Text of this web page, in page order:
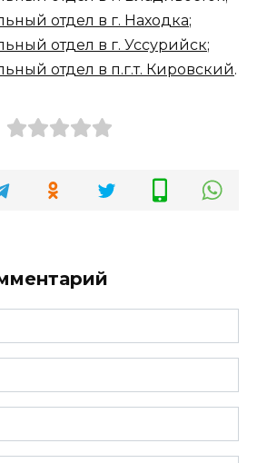
отдел в г. Находка;
отдел в г. Уссурийск;
отдел в п.г.т. Кировский.